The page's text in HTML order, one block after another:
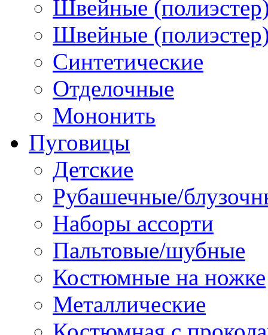
Швейные
Швейные
Синтетические
Отделочные
Мононить
Пуговицы
Детские
Рубашечные/
Наборы ассорти
Пальтовые/шубные
Костюмные на ножке
Металлические